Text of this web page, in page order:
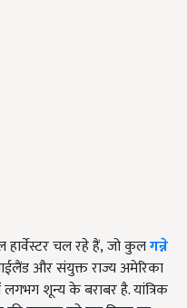
चल रहे हैं, जो कुलगन्ने
और संयुक्त राज्य अमेरिका
शून्य के बराबर है. यांत्रिक